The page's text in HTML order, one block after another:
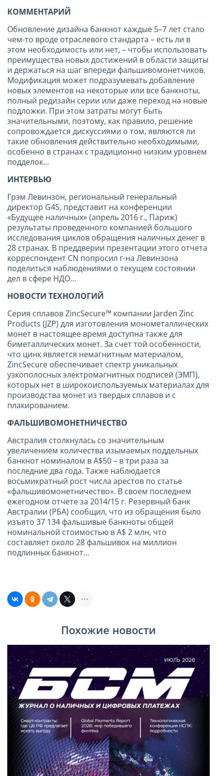
КОММЕНТАРИЙ
Обновление дизайна банкнот каждые 5–7 лет стало
чем-то вроде отраслевого стандарта – есть ли в
этом необходимость или нет, – чтобы использовать
преимущества новых достижений в области защиты
и держаться на шаг впереди фальшивомонетчиков.
Модификация может подразумевать добавление
новых элементов на некоторые или все банкноты,
полный редизайн серии или даже переход на новые
подложки. При этом затраты могут быть
значительными, поэтому, как правило, решение
сопровождается дискуссиями о том, являются ли
такие обновления действительно необходимыми,
особенно в странах с традиционно низким уровнем
подделок…
ИНТЕРВЬЮ
Грэм Левинзон, региональный генеральный
директор G4S, представит на конференции
«Будущее наличных» (апрель 2016 г., Париж)
результаты проведенного компанией большого
исследования циклов обращения наличных денег в
28 странах. В преддверии презентации этого отчета
корреспондент CN попросил г-на Левинзона
поделиться наблюдениями о текущем состоянии
дел в сфере НДО…
НОВОСТИ ТЕХНОЛОГИЙ
Серия сплавов ZincSecure™ компании Jarden Zinc
Products (JZP) для изготовления монометаллических
монет в настоящее время доступна также для
биметаллических монет. За счет той особенности,
что цинк является немагнитным материалом,
ZincSecure обеспечивает спектр уникальных
узкополосных электромагнитных подписей (ЭМП),
которых нет в широкоиспользуемых материалах для
производства монет из твердых сплавов и с
плакированием.
ФАЛЬШИВОМОНЕТНИЧЕСТВО
Австралия столкнулась со значительным
увеличением количества изымаемых поддельных
банкнот номиналом в А$50 – в три раза за
последние два года. Также наблюдается
восьмикратный рост числа арестов по статье
«фальшивомонетничество». В своем последнем
ежегодном отчете за 2014/15 г. Резервный банк
Австралии (РБА) сообщил, что из обращения было
изъято 37 134 фальшивые банкноты общей
номинальной стоимостью в А$ 2 млн, что
составляет около 28 фальшивок на миллион
подлинных банкнот…
Похожие новости